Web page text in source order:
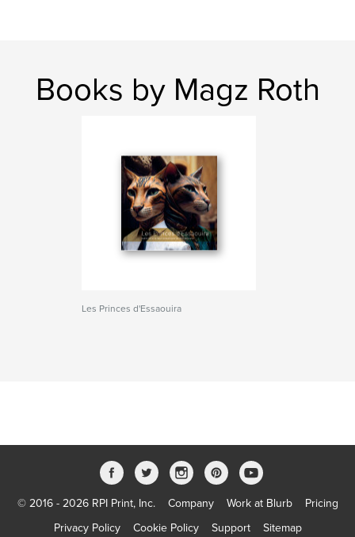
Books by Magz Roth
Les Princes d'Essaouira
© 2016 - 2026 RPI Print, Inc. Company Work at Blurb
Pricing
Privacy Policy
Cookie Policy Support Sitemap